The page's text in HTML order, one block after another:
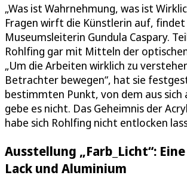
„Was ist Wahrnehmung, was ist
Fragen wirft die Künstlerin auf, findet
Museumsleiterin Gundula Caspary.
Rohlfing gar mit Mitteln der
„Um die Arbeiten wirklich zu
Betrachter bewegen“, hat sie
bestimmten Punkt, von dem aus sich
gebe es nicht. Das Geheimnis der
habe sich Rohlfing nicht entlocken
Ausstellung „Farb_Licht“:
Lack und Aluminium